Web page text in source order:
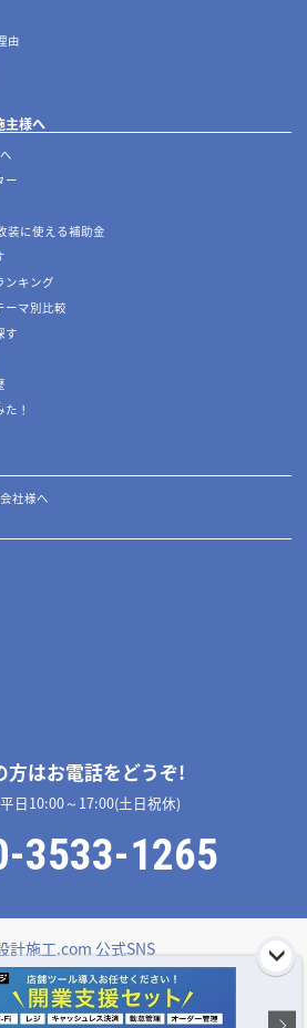
由
主様へ
ー
装に使える補助金
ンキング
ーマ別比較
す
！
社様へ
方はお電話をどうぞ!
日10:00～17:00(土日祝休)
3533-1265
計施工.com 公式SNS